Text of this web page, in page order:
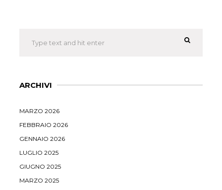
ARCHIVI
MARZO 2026
FEBBRAIO 2026
GENNAIO 2026
LUGLIO 2025
GIUGNO 2025
MARZO 2025